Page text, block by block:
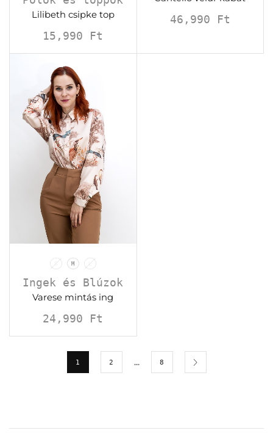
Lilibeth csipke top
15,990 Ft
46,990 Ft
M
Ingek és Blúzok
Varese mintás ing
24,990 Ft
1 2 … 8